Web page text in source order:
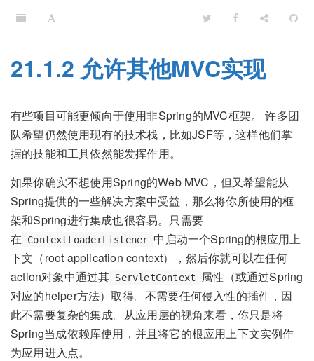
21.1.2 允许其他MVC实现
有些项目可能更倾向于使用非Spring的MVC框架。 许多团
队希望仍然使用现有的技术栈，比如JSF等，这样他们掌
握的技能和工具依然能发挥作用。
如果你确实不想使用Spring的Web MVC，但又希望能从
Spring提供的一些解决方案中受益，那么将你所使用的框
架和Spring进行集成也很容易。只需要
在
ContextLoaderListener 中启动一个Spring的根应用上
下文（root application context），然后你就可以在任何
action对象中通过其 ServletContext
属性（或通过Spring
对应的helper方法）取得。不需要任何侵入性的插件，因
此不需要复杂的集成。从应用层的视角来看，你只是将
Spring当成依赖库使用，并且将它的根应用上下文实例作
为应用进入点。